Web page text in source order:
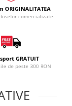
ORIGINALITATEA
comercializate.
GRATUIT
de peste 300 RON